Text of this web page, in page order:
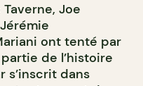
Joe
ont tenté par
de l’histoire
s’inscrit dans